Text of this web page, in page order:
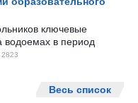
ключевые
водоемах в период
2823
Весь список